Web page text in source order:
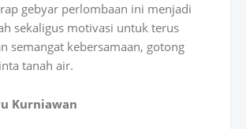
gebyar perlombaan ini menjadi
sekaligus motivasi untuk terus
semangat kebersamaan, gotong
tanah air.
Kurniawan